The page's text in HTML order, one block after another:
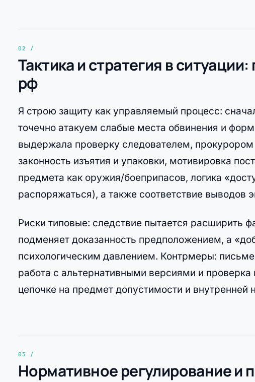
Тактика и стратегия в
рф
Я строю защиту как управляемый процесс:
точечно атакуем слабые места обвинения и
выдержала проверку следователем,
законность изъятия и упаковки, мотивировка
предмета как оружия/боеприпасов, логика
распоряжаться), а также соответствие выводов
Риски типовые: следствие пытается расширить
подменяет доказанность предположением, а
психологическим давлением. Контрмеры:
работа с альтернативными версиями и проверка
цепочке на предмет допустимости и внутренней
Нормативное регулирование и